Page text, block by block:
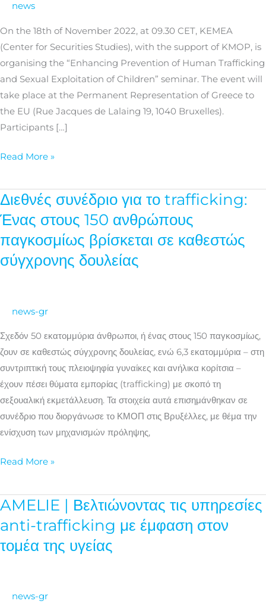
news
On the 18th of November 2022, at 09.30 CET, KEMEA
(Center for Securities Studies), with the support of KMOP, is
organising the “Enhancing Prevention of Human Trafficking
and Sexual Exploitation of Children” seminar. The event will
take place at the Permanent Representation of Greece to
the EU (Rue Jacques de Lalaing 19, 1040 Bruxelles).
Participants […]
Exploitation
Children”
seminar
|
November
18
Read More »
Διεθνές συνέδριο για το trafficking:
Ένας στους 150 ανθρώπους
παγκοσμίως βρίσκεται σε καθεστώς
σύγχρονης δουλείας
news-gr
Σχεδόν 50 εκατομμύρια άνθρωποι, ή ένας στους 150 παγκοσμίως,
ζουν σε καθεστώς σύγχρονης δουλείας, ενώ 6,3 εκατομμύρια – στη
συντριπτική τους πλειοψηφία γυναίκες και ανήλικα κορίτσια –
έχουν πέσει θύματα εμπορίας (trafficking) με σκοπό τη
σεξουαλική εκμετάλλευση. Τα στοιχεία αυτά επισημάνθηκαν σε
συνέδριο που διοργάνωσε το ΚΜΟΠ στις Βρυξέλλες, με θέμα την
ενίσχυση των μηχανισμών πρόληψης,
Διεθνές
συνέδριο
το
trafficking:
150
παγκοσμίως
βρίσκεται
σε
καθεστώς
σύγχρονης
δουλείας
Read More »
AMELIE | Βελτιώνοντας τις υπηρεσίες
anti-trafficking με έμφαση στον
τομέα της υγείας
news-gr
AMELIE
Βελτιώνοντας
τις
trafficking